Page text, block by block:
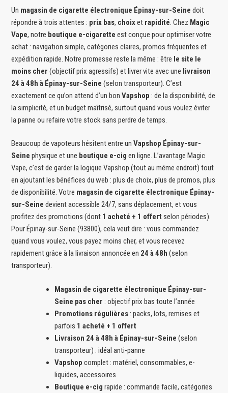
Un magasin de cigarette électronique Épinay-sur-Seine doit
répondre à trois attentes : prix bas, choixet rapidité. Chez Magic
Vape, notre boutique e-cigarette est conçue pour optimiser votre
achat : navigation simple, catégories claires, promos fréquentes et
expédition rapide. Notre promesse reste la même : être le site le
moins cher (objectif prix agressifs) et livrer vite avec une livraison
24 à 48h à Épinay-sur-Seine (selon transporteur). C’est
exactement ce qu’on attend d’un bonVapshop : de la disponibilité, de
la simplicité, et un budget maîtrisé, surtout quand vous voulez éviter
la panne ou refaire votre stock sans perdre de temps.
Beaucoup de vapoteurs hésitent entre unVapshop Épinay-sur-
Seine physique et une boutique e-cig en ligne. L’avantage Magic
Vape, c’est de garder la logique Vapshop (tout au même endroit) tout
en ajoutant les bénéfices du web : plus de choix, plus de promos, plus
de disponibilité. Votre magasin de cigarette électronique Épinay-
sur-Seine devient accessible 24/7, sans déplacement, et vous
profitez des promotions (dont 1 acheté + 1 offert selon périodes).
Pour Épinay-sur-Seine (93800), cela veut dire : vous commandez
quand vous voulez, vous payez moins cher, et vous recevez
rapidement grâce à la livraison annoncée en 24 à 48h (selon
transporteur).
Magasin de cigarette électronique Épinay-sur-
Seine pas cher : objectif prix bas toute l’année
Promotions régulières: packs, lots, remises et
parfois 1 acheté + 1 offert
Livraison 24 à 48h à Épinay-sur-Seine (selon
transporteur) : idéal anti-panne
Vapshop complet : matériel, consommables, e-
liquides, accessoires
Boutique e-cig rapide : commande facile, catégories